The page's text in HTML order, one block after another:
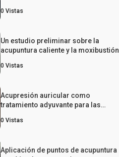
crónica combinada con trastornos
0 Vistas
Un estudio preliminar sobre la
acupuntura caliente y la moxibustión
pulmonar obstructiva crónica con
0 Vistas
Acupresión auricular como
tratamiento adyuvante para las
pulmonar obstructiva crónica
0 Vistas
Aplicación de puntos de acupuntura